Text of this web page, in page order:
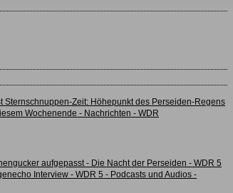
Sternschnuppen-Zeit: Höhepunkt des Perseiden-Regens
Wochenende - Nachrichten - WDR
aufgepasst - Die Nacht der Perseiden - WDR 5
Interview - WDR 5 - Podcasts und Audios -